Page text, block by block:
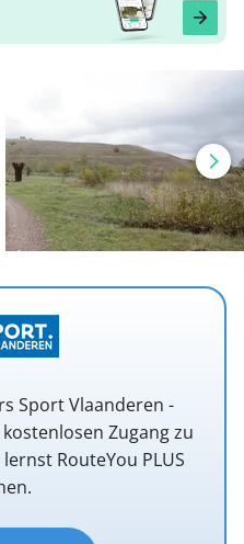
Sport Vlaanderen -
Zugang zu
RouteYou PLUS